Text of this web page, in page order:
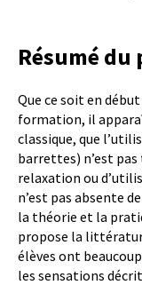
Résumé
Que ce soit en
formation, il
classique, que
barrettes) n’est
relaxation ou
n’est pas absente
la théorie et la
propose la
élèves ont
les sensations